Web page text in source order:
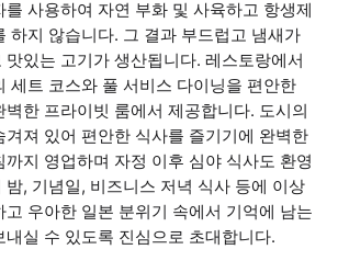
를 사용하여 자연 부화 및 사육하고 항생제
하지 않습니다. 그 결과 부드럽고 냄새가
맛있는 고기가 생산됩니다. 레스토랑에서
세트 코스와 풀 서비스 다이닝을 편안한
벽한 프라이빗 룸에서 제공합니다. 도시의
겨져 있어 편안한 식사를 즐기기에 완벽한
까지 영업하며 자정 이후 심야 식사도 환영
밤, 기념일, 비즈니스 저녁 식사 등에 이상
고 우아한 일본 분위기 속에서 기억에 남는
내실 수 있도록 진심으로 초대합니다.